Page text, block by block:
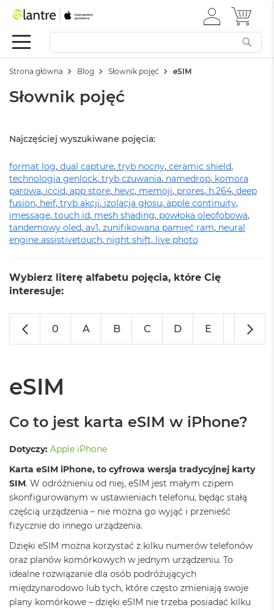
Apple
Festiwal
M
c
k
e
o
W
e
d
ł
u
o
l
r
M
B
o
N
e
o
C
y
r
u
s
o
w
o
ż
ó
ł
t
y
ZALOGUJ
SIĘ
MÓJ
Strona główna Blog Słownik pojęć eSIM
Słownik pojęć
Najczęściej wyszukiwane pojęcia:
format log, dual capture, tryb nocny, ceramic shield,
technologia genlock, tryb czuwania, namedrop, komora
parowa, iccid, app store, hevc, memoji, prores, h.264, deep
fusion, heif, tryb akcji, izolacja głosu, apple continuity,
imessage, touch id, mesh shading, powłoka oleofobowa,
tandemowy oled, av1, zunifikowana pamięć ram, neural
engine assistivetouch, night shift, live photo
Wybierz literę alfabetu pojęcia, które Cię
interesuje:
0 A B C D E
eSIM
Co to jest karta eSIM w iPhone?
Dotyczy: Apple iPhone
Karta eSIM iPhone, to cyfrowa wersja tradycyjnej karty
SIM. W odróżnieniu od niej, eSIM jest małym czipem
skonfigurowanym w ustawieniach telefonu, będąc stałą
częścią urządzenia – nie można go wyjąć i przenieść
fizycznie do innego urządzenia.
Dzięki eSIM można korzystać z kilku numerów telefonów
oraz planów komórkowych w jednym urządzeniu. To
idealne rozwiązanie dla osób podróżujących
międzynarodowo lub tych, które często zmieniają swoje
plany komórkowe – dzięki eSIM nie trzeba posiadać kilku